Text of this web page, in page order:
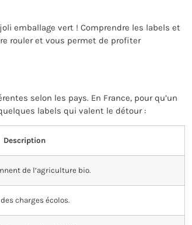
emballage vert ! Comprendre les labels et
rouler et vous permet de profiter
selon les pays. En France, pour qu’un
labels qui valent le détour :
Description
de l’agriculture bio.
charges écolos.